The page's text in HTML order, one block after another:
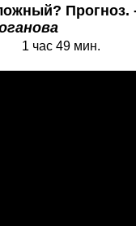
Прогноз.
1 час 49 мин.